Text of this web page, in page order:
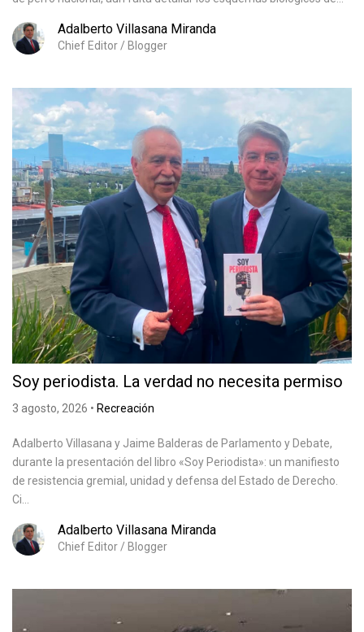
Adalberto Villasana Miranda
Chief Editor / Blogger
Soy periodista. La verdad no necesita permiso
3 agosto, 2026 • Recreación
Adalberto Villasana y Jaime Balderas de Parlamento y Debate,
durante la presentación del libro «Soy Periodista»: un manifiesto
de resistencia gremial, unidad y defensa del Estado de Derecho.
Ci...
Adalberto Villasana Miranda
Chief Editor / Blogger